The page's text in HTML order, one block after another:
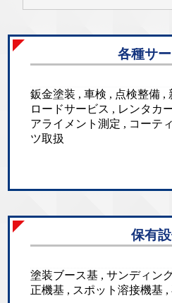
各種サ
鈑金塗装 , 車検 , 点検整備 ,
ロードサービス , レンタカ
アライメント測定 , コーテ
ツ取扱
保有
塗装ブース基 , サンディン
正機基 , スポット溶接機基